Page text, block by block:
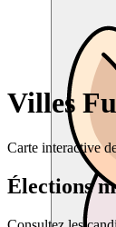
Villes
Carte interactive
Élections